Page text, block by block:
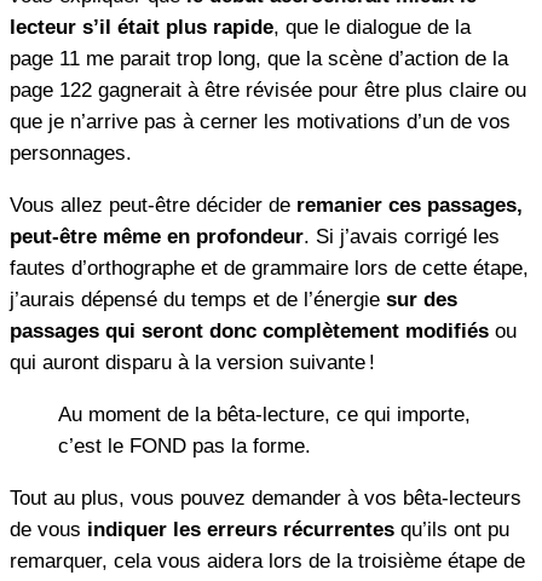
lecteur s’il était plus rapide, que le dialogue de la
page 11 me parait trop long, que la scène d’action de la
page 122 gagnerait à être révisée pour être plus claire ou
que je n’arrive pas à cerner les motivations d’un de vos
personnages.
Vous allez peut-être décider de remanier ces passages,
peut-être même en profondeur. Si j’avais corrigé les
fautes d’orthographe et de grammaire lors de cette étape,
j’aurais dépensé du temps et de l’énergie sur des
passages qui seront donc complètement modifiés ou
qui auront disparu à la version suivante !
Au moment de la bêta-lecture, ce qui importe,
c’est le FOND pas la forme.
Tout au plus, vous pouvez demander à vos bêta-lecteurs
de vous indiquer les erreurs récurrentes qu’ils ont pu
remarquer, cela vous aidera lors de la troisième étape de